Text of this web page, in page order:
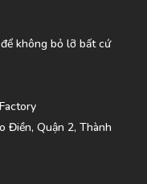
để không bỏ lỡ bất cứ
Điền, Quận 2, Thành